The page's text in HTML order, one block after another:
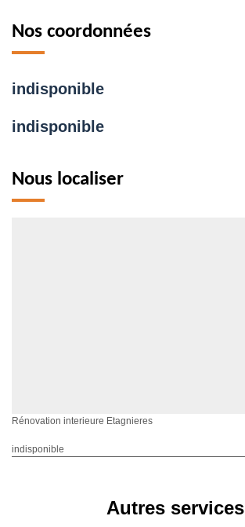
Nos coordonnées
indisponible
indisponible
Nous localiser
Rénovation interieure Etagnieres
indisponible
Autres services